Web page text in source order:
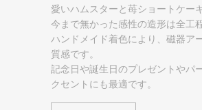
愛いハムスターと苺ショートケー
今まで無かった感性の造形は全工
ハンドメイド着色により、磁器ア
質感です。
記念日や誕生日のプレゼントやパ
クセントにも最適です。